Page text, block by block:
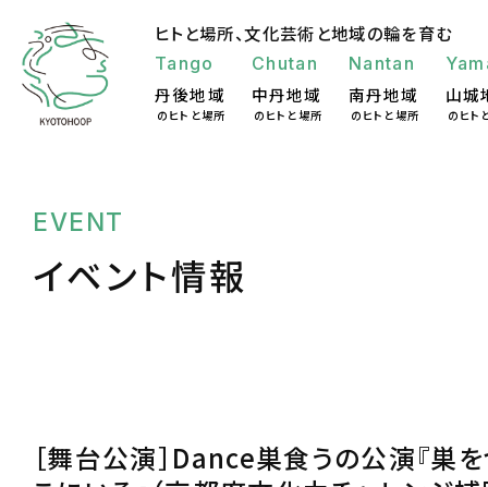
ヒトと場所、文化芸術と地域の輪を育む
Tango
丹後地域
のヒトと場所
Chutan
中丹地域
のヒトと場所
Nantan
南丹地域
のヒトと場所
山城
のヒト
EVENT
イベント情報
［舞台公演］Dance巣食うの公演『巣を